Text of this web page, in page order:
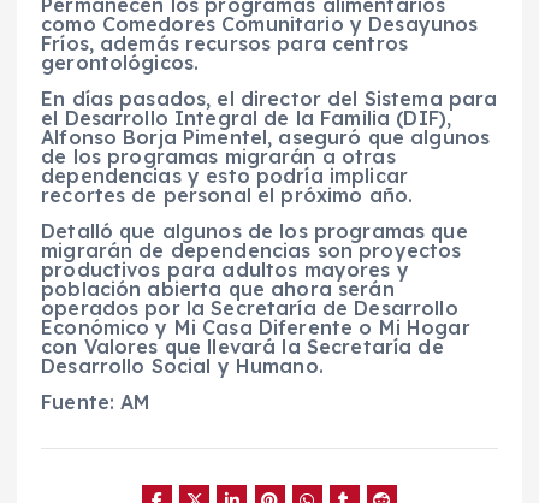
Permanecen los programas alimentarios
como Comedores Comunitario y Desayunos
Fríos, además recursos para centros
gerontológicos.
En días pasados, el director del Sistema para
el Desarrollo Integral de la Familia (DIF),
Alfonso Borja Pimentel, aseguró que algunos
de los programas migrarán a otras
dependencias y esto podría implicar
recortes de personal el próximo año.
Detalló que algunos de los programas que
migrarán de dependencias son proyectos
productivos para adultos mayores y
población abierta que ahora serán
operados por la Secretaría de Desarrollo
Económico y Mi Casa Diferente o Mi Hogar
con Valores que llevará la Secretaría de
Desarrollo Social y Humano.
Fuente: AM